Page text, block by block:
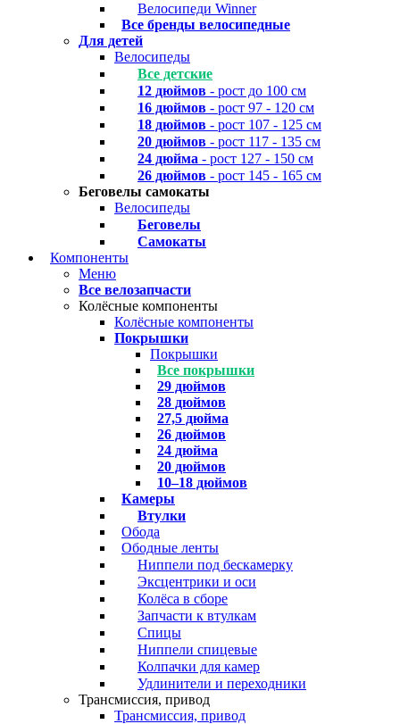
Велосипеди Winner
Все бренды велосипедные
Для детей
Велосипеды
Все детские
12 дюймов - рост до 100 см
16 дюймов - рост 97 - 120 см
18 дюймов - рост 107 - 125 см
20 дюймов - рост 117 - 135 см
24 дюйма - рост 127 - 150 см
26 дюймов - рост 145 - 165 см
Беговелы самокаты
Велосипеды
Беговелы
Самокаты
Компоненты
Меню
Все велозапчасти
Колёсные компоненты
Колёсные компоненты
Покрышки
Покрышки
Все покрышки
29 дюймов
28 дюймов
27,5 дюйма
26 дюймов
24 дюйма
20 дюймов
10–18 дюймов
Камеры
Втулки
Обода
Ободные ленты
Ниппели под бескамерку
Эксцентрики и оси
Колёса в сборе
Запчасти к втулкам
Спицы
Ниппели спицевые
Колпачки для камер
Удлинители и переходники
Трансмиссия, привод
Трансмиссия, привод